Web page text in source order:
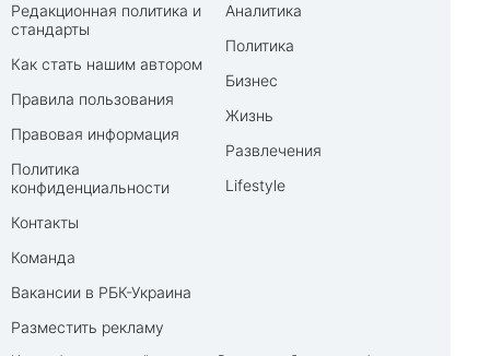
Редакционная политика и
стандарты
Как стать нашим автором
Правила пользования
Правовая информация
Политика
конфиденциальности
Контакты
Команда
Вакансии в РБК-Украина
Разместить рекламу
Аналитика
Политика
Бизнес
Жизнь
Развлечения
Lifestyle